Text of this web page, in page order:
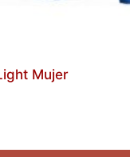
Mujer